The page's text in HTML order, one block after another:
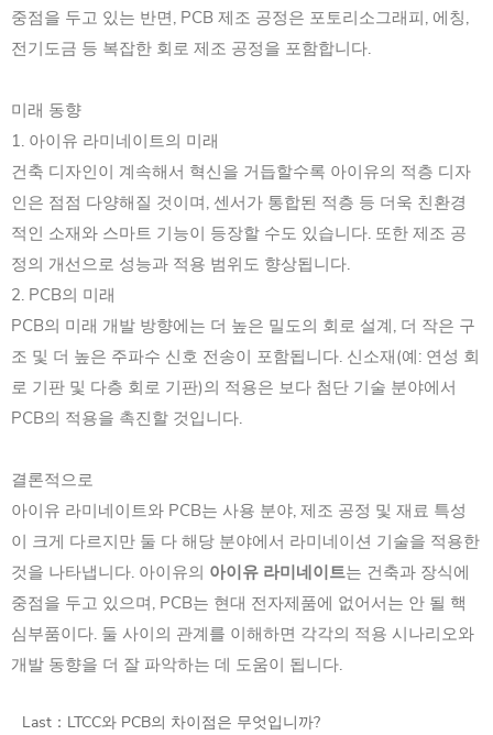
중점을 두고 있는 반면, PCB 제조 공정은 포토리소그래피, 에칭,
전기도금 등 복잡한 회로 제조 공정을 포함합니다.
미래 동향
1. 아이유 라미네이트의 미래
건축 디자인이 계속해서 혁신을 거듭할수록 아이유의 적층 디자
인은 점점 다양해질 것이며, 센서가 통합된 적층 등 더욱 친환경
적인 소재와 스마트 기능이 등장할 수도 있습니다. 또한 제조 공
정의 개선으로 성능과 적용 범위도 향상됩니다.
2. PCB의 미래
PCB의 미래 개발 방향에는 더 높은 밀도의 회로 설계, 더 작은 구
조 및 더 높은 주파수 신호 전송이 포함됩니다. 신소재(예: 연성 회
로 기판 및 다층 회로 기판)의 적용은 보다 첨단 기술 분야에서
PCB의 적용을 촉진할 것입니다.
결론적으로
아이유 라미네이트와 PCB는 사용 분야, 제조 공정 및 재료 특성
이 크게 다르지만 둘 다 해당 분야에서 라미네이션 기술을 적용한
것을 나타냅니다. 아이유의 아이유 라미네이트는 건축과 장식에
중점을 두고 있으며, PCB는 현대 전자제품에 없어서는 안 될 핵
심부품이다. 둘 사이의 관계를 이해하면 각각의 적용 시나리오와
개발 동향을 더 잘 파악하는 데 도움이 됩니다.
Last： LTCC와 PCB의 차이점은 무엇입니까?